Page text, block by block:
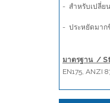
- สำหรับเปลี่ย
- ประหยัดมาก
มาตรฐาน /
EN175, ANZI